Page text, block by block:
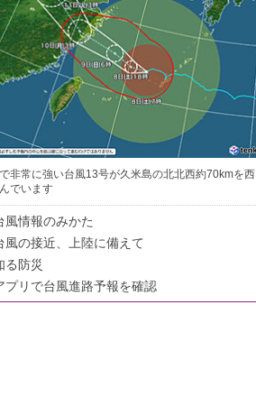
非常に強い台風13号が久米島の北北西約70kmを西
でいます
風情報のみかた
風の接近、上陸に備えて
る防災
プリで台風進路予報を確認